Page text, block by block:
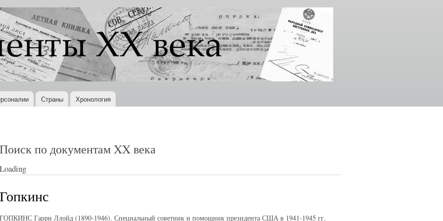
Перейти к
основному
содержанию
Страны Хронология
Поиск по документам XX века
Loading
Гопкинс
ГОПКИНС Гарри Ллойд (1890-1946). Специальный советник и помощник президента США в 1941-1945 гг.